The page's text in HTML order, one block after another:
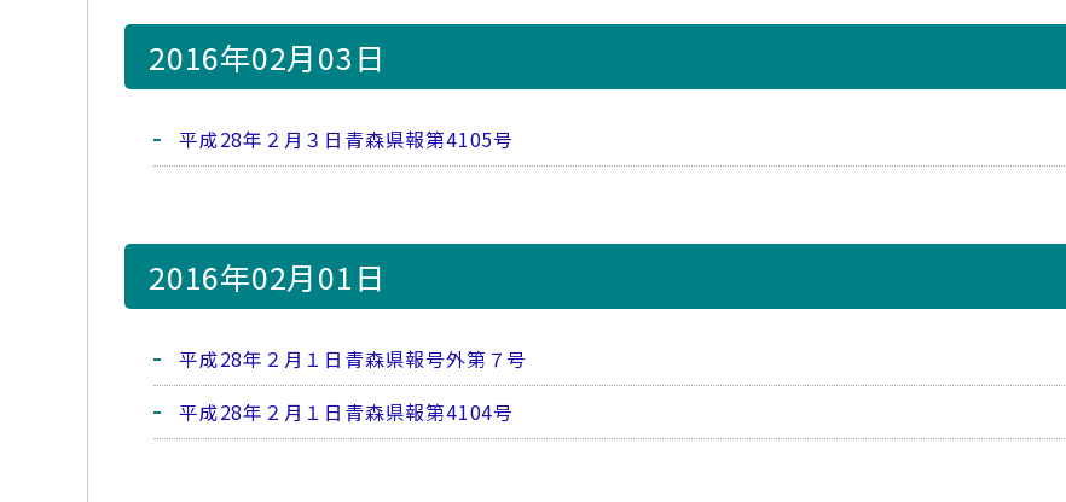
2016年02月03日
平成28年２月３日青森県報第4105号
2016年02月01日
平成28年２月１日青森県報号外第７号
平成28年２月１日青森県報第4104号